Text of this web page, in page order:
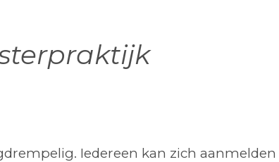
Iedereen kan zich aanmelden